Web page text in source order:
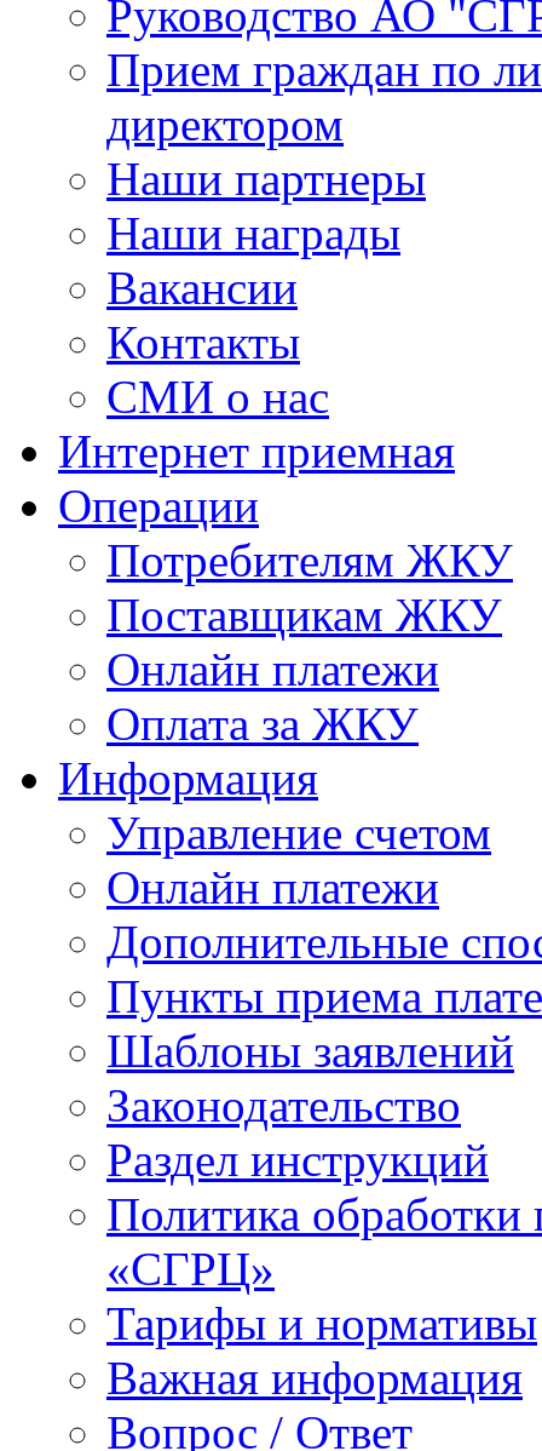
Руководство АО
Прием граждан по
директором
Наши партнеры
Наши награды
Вакансии
Контакты
СМИ о нас
Интернет приемная
Операции
Потребителям ЖКУ
Поставщикам ЖКУ
Онлайн платежи
Оплата за ЖКУ
Информация
Управление счетом
Онлайн платежи
Дополнительные
Пункты приема
Шаблоны заявлений
Законодательство
Раздел инструкций
Политика
«СГРЦ»
Тарифы и нормативы
Важная информация
Вопрос / Ответ